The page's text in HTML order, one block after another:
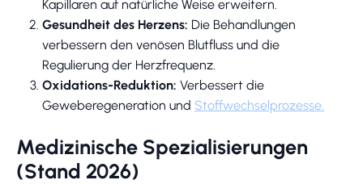
Kapillaren auf natürliche Weise erweitern.
Gesundheit des Herzens: Die Behandlungen
verbessern den venösen Blutfluss und die
Regulierung der Herzfrequenz.
Oxidations-Reduktion: Verbessert die
Geweberegeneration und Stoffwechselprozesse.
Medizinische Spezialisierungen
(Stand 2026)